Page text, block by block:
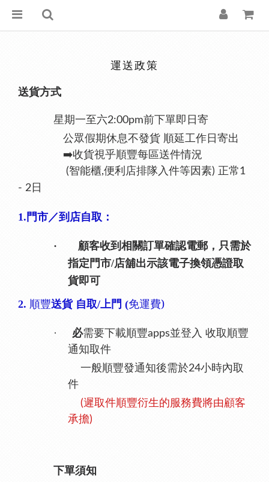
運送政策
送貨方式
星期一至六2:00pm前下單即日寄
公眾假期休息不發貨 順延工作日寄出
➡️收貨視乎順豐每區送件情況
(智能櫃,便利店排隊入件等因素) 正常1
- 2日
1.門市／到店自取：
·
顧客收到相關訂單確認電郵，只需於
指定門市/店舖出示該電子換領憑證取
貨即可
2. 順豐送貨 自取/上門 (免運費)
· 必需要下載順豐apps並登入 收取順豐
通知取件
一般順豐發通知後需於24小時內取
件
(遲取件順豐衍生的服務費將由顧客
承擔)
下單須知